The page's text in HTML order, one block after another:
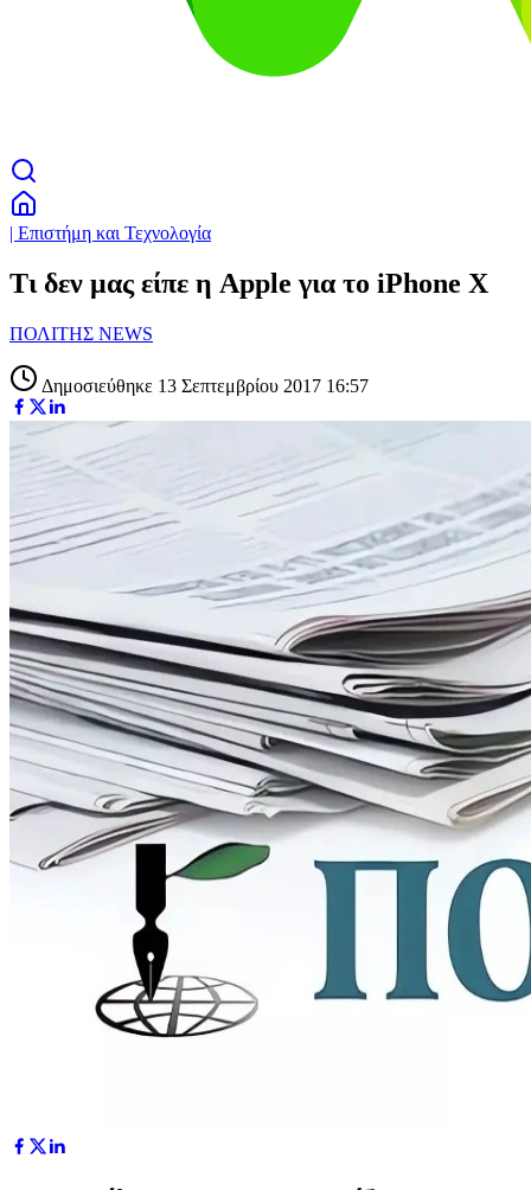
| Επιστήμη και Τεχνολογία
Τι δεν μας είπε η Apple για το iPhone X
ΠΟΛΙΤΗΣ NEWS
Δημοσιεύθηκε 13 Σεπτεμβρίου 2017 16:57